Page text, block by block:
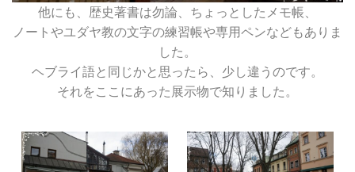
他にも、歴史著書は勿論、ちょっとしたメモ帳、
ノートやユダヤ教の文字の練習帳や専用ペンなどもありま
した。
ヘブライ語と同じかと思ったら、少し違うのです。
それをここにあった展示物で知りました。